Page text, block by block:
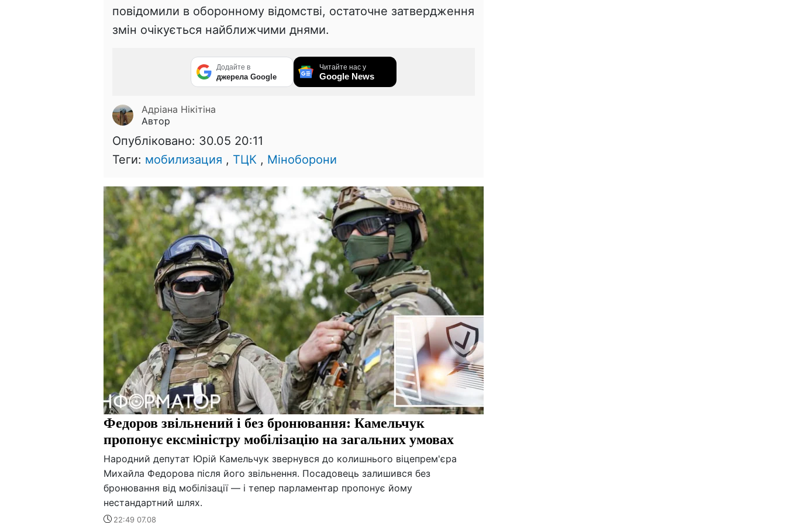
повідомили в оборонному відомстві, остаточне затвердження
змін очікується найближчими днями.
Додайте в
джерела Google
Читайте нас у
Google News
Адріана Нікітіна
Автор
Опубліковано: 30.05 20:11
Теги: мобилизация , ТЦК , Міноборони
Федоров звільнений і без бронювання: Камельчук
пропонує ексміністру мобілізацію на загальних умовах
Народний депутат Юрій Камельчук звернувся до колишнього віцепрем'єра
Михайла Федорова після його звільнення. Посадовець залишився без
бронювання від мобілізації — і тепер парламентар пропонує йому
нестандартний шлях.
22:49 07.08